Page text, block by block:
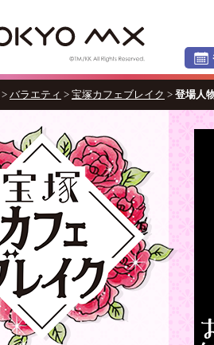
> バラエティ > 宝塚カフェブレイク > 登場人